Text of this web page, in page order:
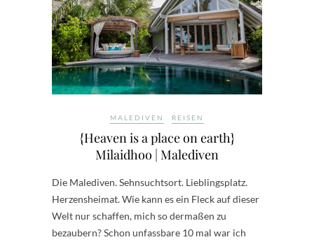
MALEDIVEN REISEN
{Heaven is a place on earth}
Milaidhoo | Malediven
Die Malediven. Sehnsuchtsort. Lieblingsplatz.
Herzensheimat. Wie kann es ein Fleck auf dieser
Welt nur schaffen, mich so dermaßen zu
bezaubern? Schon unfassbare 10 mal war ich